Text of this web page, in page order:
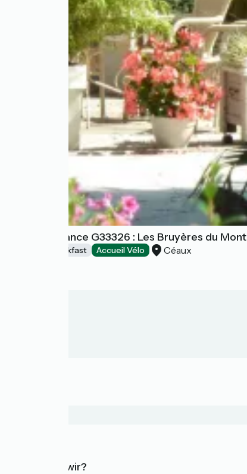
Gîtes de France G33326 : Les Bruyères du Mont
Bed and breakfast Accueil Vélo Céaux
Wer sind wir?